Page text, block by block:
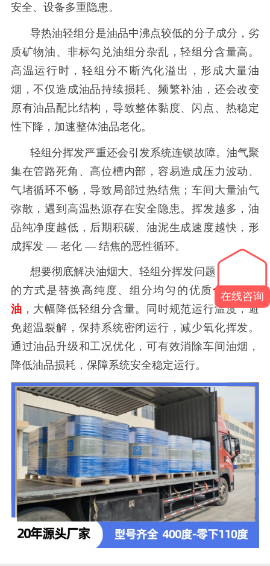
安全、设备多重隐患。
导热油轻组分是油品中沸点较低的分子成分，劣
质矿物油、非标勾兑油组分杂乱，轻组分含量高。
高温运行时，轻组分不断汽化溢出，形成大量油
烟，不仅造成油品持续损耗、频繁补油，还会改变
原有油品配比结构，导致整体黏度、闪点、热稳定
性下降，加速整体油品老化。
轻组分挥发严重还会引发系统连锁故障。油气聚
集在管路死角、高位槽内部，容易造成压力波动、
气堵循环不畅，导致局部过热结焦；车间大量油气
弥散，遇到高温热源存在安全隐患。挥发越多，油
品纯净度越低，后期积碳、油泥生成速度越快，形
成挥发 — 老化 — 结焦的恶性循环。
想要彻底解决油烟大、轻组分挥发问题，最根本
的方式是替换高纯度、组分均匀的优质合成导热
油 ，大幅降低轻组分含量。同时规范运行温度，避
免超温裂解，保持系统密闭运行，减少氧化挥发。
通过油品升级和工况优化，可有效消除车间油烟，
降低油品损耗，保障系统安全稳定运行。
在线咨询